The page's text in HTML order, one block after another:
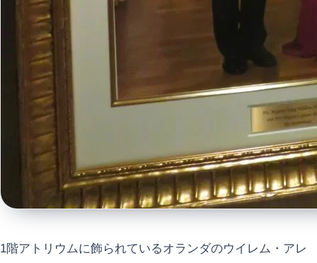
1階アトリウムに飾られているオランダのウイレム・アレ